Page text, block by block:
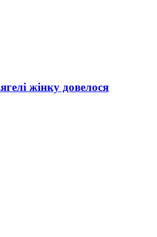
жінку довелося